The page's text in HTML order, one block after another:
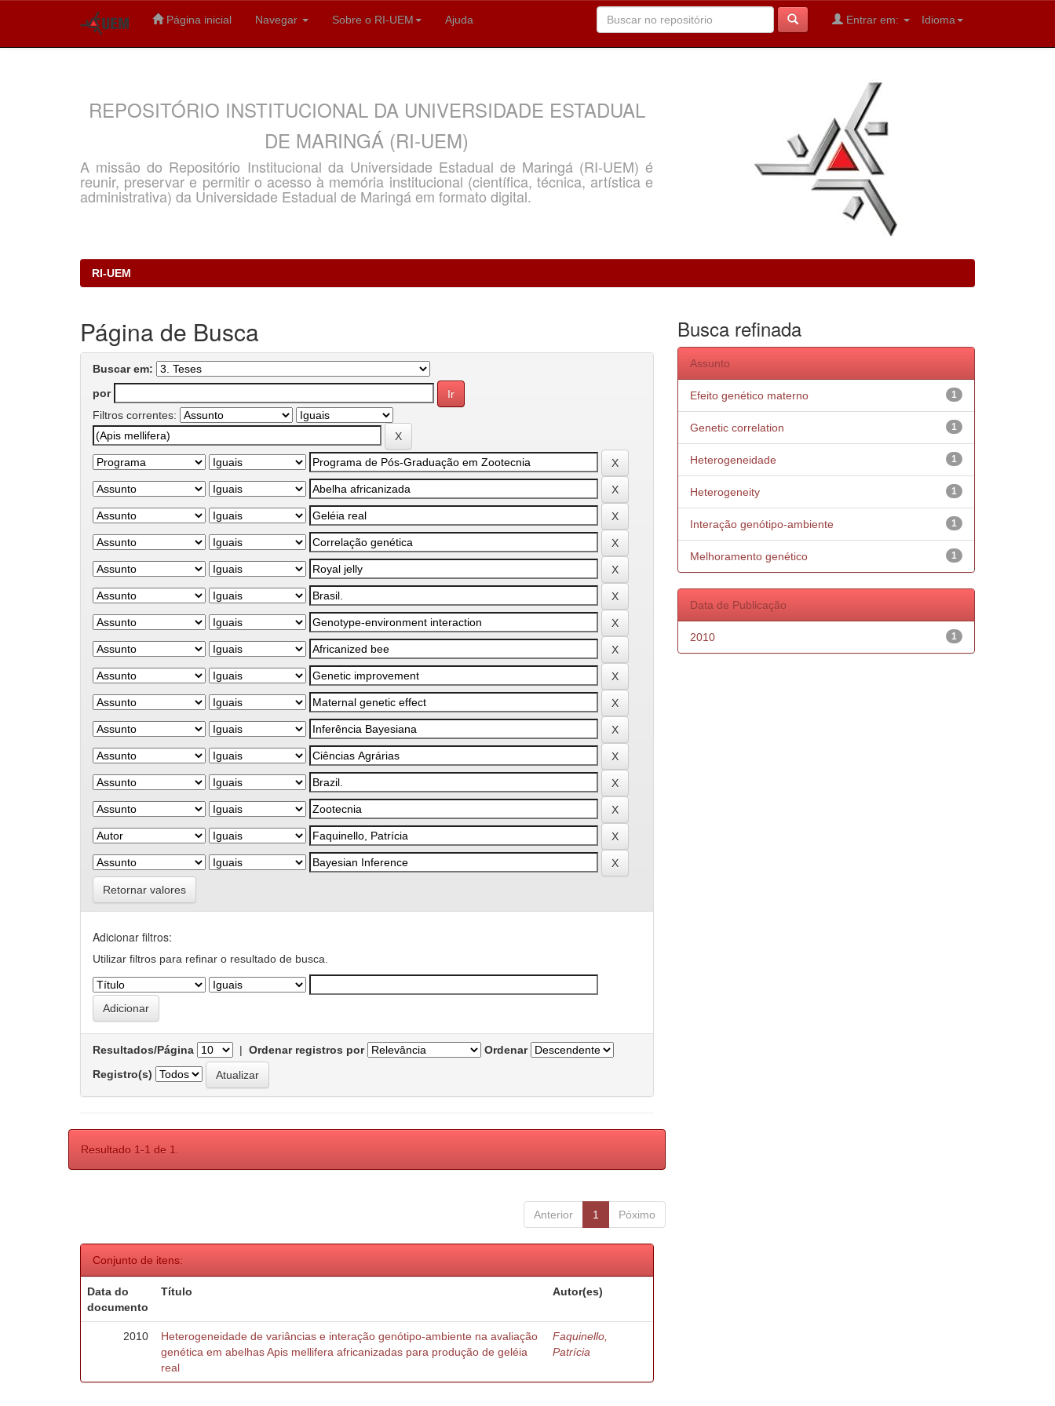
Página inicial Navegar Sobre o RI-UEM Ajuda Idioma
Entrar em:
REPOSITÓRIO INSTITUCIONAL DA UNIVERSIDADE ESTADUAL
DE MARINGÁ (RI-UEM)
A missão do Repositório Institucional da Universidade Estadual de Maringá (RI-UEM) é
reunir, preservar e permitir o acesso à memória institucional (científica, técnica, artística e
administrativa) da Universidade Estadual de Maringá em formato digital.
RI-UEM
Página de Busca
Buscar em:
por
Filtros correntes:
Retornar valores
Adicionar filtros:
Utilizar filtros para refinar o resultado de busca.
Resultados/Página | Ordenar registros por
Ordenar
Registro(s)
Resultado 1-1 de 1.
Anterior 1 Póximo
Conjunto de itens:
Data do
documento
Título Autor(es)
2010
Heterogeneidade de variâncias e interação genótipo-ambiente na avaliação
genética em abelhas Apis mellifera africanizadas para produção de geléia
real
Faquinello,
Patrícia
Busca refinada
Assunto
1
Efeito genético materno
1
Genetic correlation
1
Heterogeneidade
1
Heterogeneity
1
Interação genótipo-ambiente
1
Melhoramento genético
Data de Publicação
1
2010